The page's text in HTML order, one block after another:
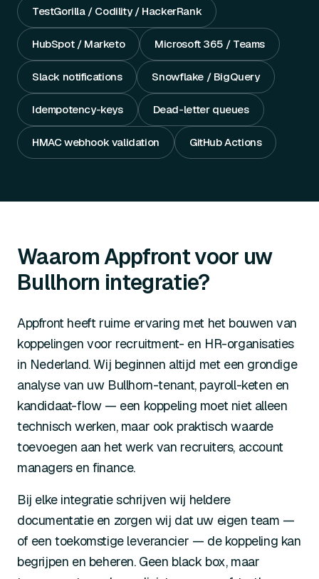
TestGorilla / Codility / HackerRank
HubSpot / Marketo Microsoft 365 / Teams
Slack notifications Snowflake / BigQuery
Idempotency-keys Dead-letter queues
HMAC webhook validation GitHub Actions
Waarom Appfront voor uw
Bullhorn integratie?
Appfront heeft ruime ervaring met het bouwen van
koppelingen voor recruitment- en HR-organisaties
in Nederland. Wij beginnen altijd met een grondige
analyse van uw Bullhorn-tenant, payroll-keten en
kandidaat-flow — een koppeling moet niet alleen
technisch werken, maar ook praktisch waarde
toevoegen aan het werk van recruiters, account
managers en finance.
Bij elke integratie schrijven wij heldere
documentatie en zorgen wij dat uw eigen team —
of een toekomstige leverancier — de koppeling kan
begrijpen en beheren. Geen black box, maar